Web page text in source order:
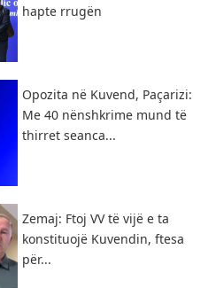
hapte rrugën
Opozita në Kuvend, Paçarizi:
Me 40 nënshkrime mund të
thirret seanca...
Zemaj: Ftoj VV të vijë e ta
konstituojë Kuvendin, ftesa
për...